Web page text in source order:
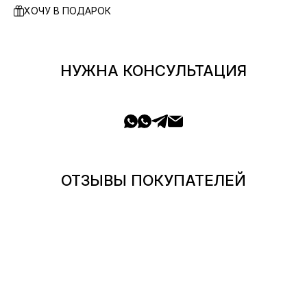
ХОЧУ В ПОДАРОК
НУЖНА КОНСУЛЬТАЦИЯ
ОТЗЫВЫ ПОКУПАТЕЛЕЙ